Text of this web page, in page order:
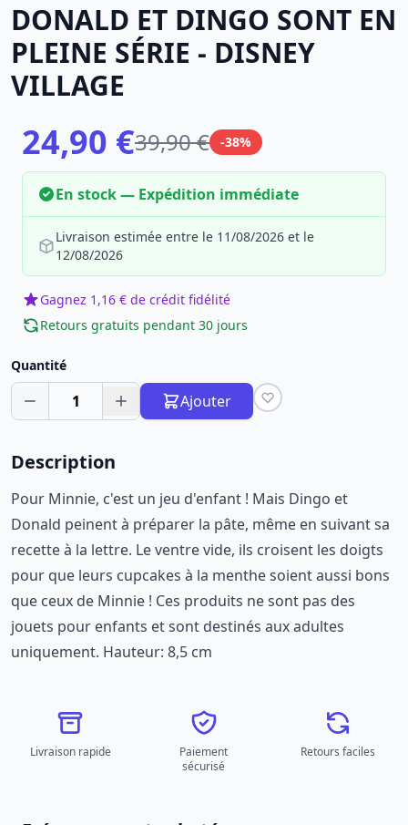
DONALD ET DINGO SONT EN
PLEINE SÉRIE - DISNEY
VILLAGE
24,90 €39,90 € -38%
En stock — Expédition immédiate
Livraison estimée entre le 11/08/2026 et le
12/08/2026
Gagnez 1,16 € de crédit fidélité
Retours gratuits pendant 30 jours
Quantité
1 Ajouter
Description
Pour Minnie, c'est un jeu d'enfant ! Mais Dingo et
Donald peinent à préparer la pâte, même en suivant sa
recette à la lettre. Le ventre vide, ils croisent les doigts
pour que leurs cupcakes à la menthe soient aussi bons
que ceux de Minnie ! Ces produits ne sont pas des
jouets pour enfants et sont destinés aux adultes
uniquement. Hauteur: 8,5 cm
Livraison rapide
Paiement
sécurisé
Retours faciles